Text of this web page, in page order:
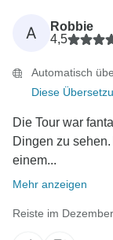
A
Robbie
4,5
Automatisch
Diese
Die Tour war
Dingen zu
einem...
Mehr anzeigen
Reiste im